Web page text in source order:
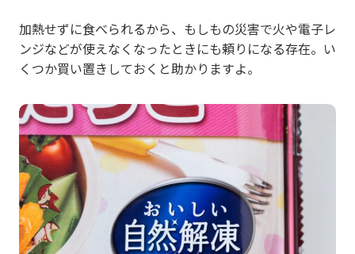
加熱せずに食べられるから、もしもの災害で火や電子レ
ンジなどが使えなくなったときにも頼りになる存在。い
くつか買い置きしておくと助かりますよ。